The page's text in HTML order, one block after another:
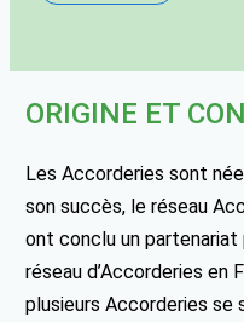
ORIGINE ET
Les Accorderies sont
son succès, le réseau
ont conclu un partenariat
réseau d’Accorderies en
plusieurs Accorderies se